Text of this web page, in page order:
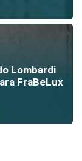
Lombardi
FraBeLux